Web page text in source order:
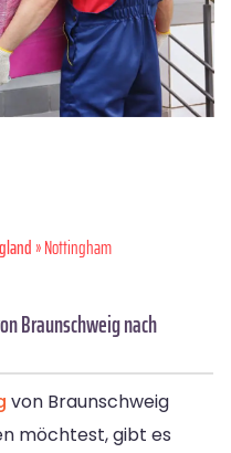
» Nottingham
Braunschweig nach
von Braunschweig
möchtest, gibt es